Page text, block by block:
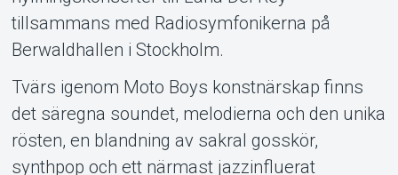
tillsammans med Radiosymfonikerna på
Berwaldhallen i Stockholm.
Tvärs igenom Moto Boys konstnärskap finns
det säregna soundet, melodierna och den unika
rösten, en blandning av sakral gosskör,
synthpop och ett närmast jazzinfluerat